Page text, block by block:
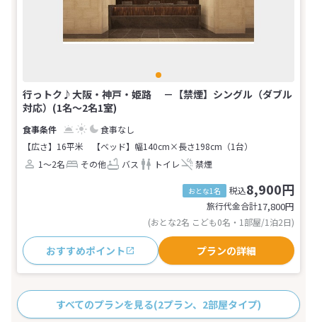
行っトク♪大阪・神戸・姫路 －【禁煙】シングル（ダブル
対応）(1名～2名1室)
食事なし
【広さ】16平米
【ベッド】幅140cm×長さ198cm（1台）
1～2名
その他 バス トイレ 禁煙
おとな1名 税込8,900円
旅行代金合計17,800円
(おとな2名 こども0名・1部屋/1泊2日)
おすすめポイント プランの詳細
すべてのプランを見る(2プラン、2部屋タイプ)